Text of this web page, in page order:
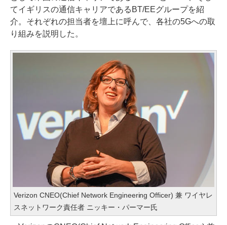
てイギリスの通信キャリアであるBT/EEグループを紹
介。それぞれの担当者を壇上に呼んで、各社の5Gへの取
り組みを説明した。
Verizon CNEO(Chief Network Engineering Officer) 兼 ワイヤレ
スネットワーク責任者 ニッキー・パーマー氏